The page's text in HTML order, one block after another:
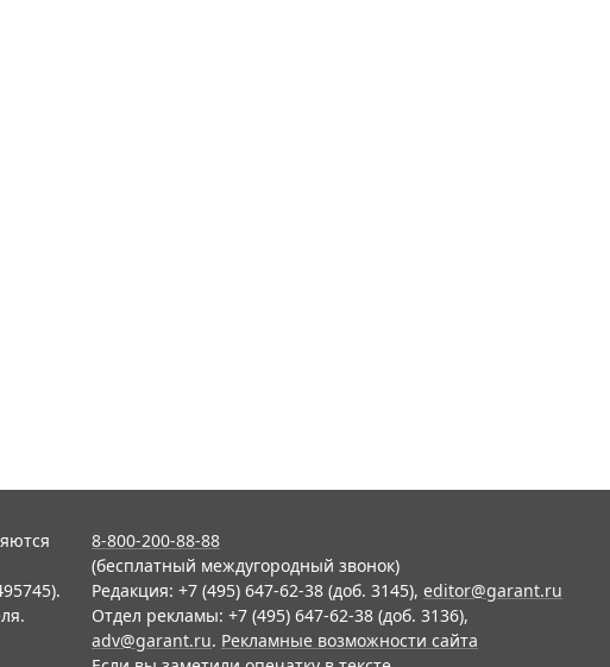
8-800-200-88-88
(бесплатный междугородный звонок)
Редакция: +7 (495) 647-62-38 (доб. 3145), editor@garant.ru
Отдел рекламы: +7 (495) 647-62-38 (доб. 3136),
adv@garant.ru. Рекламные возможности сайта